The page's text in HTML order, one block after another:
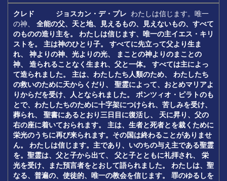
クレド ジョスカン・デ・プレ わたしは信じます。唯一
の神、 全能の父、天と地、見えるもの、見えないもの、すべて
のものの造り主を。
わたしは信じます、唯一の主イエス・キリ
ストを。
主は神のひとり子。
すべてに先立って父より生ま
れ、
神よりの神、光よりの光、
まことの神よりのまことの
神、
造られることなく生まれ、父と一体。
すべては主によっ
て造られました。
主は、わたしたち人類のため、
わたしたち
の救いのために天からくだり、
聖霊によって、おとめマリアよ
りからだを受け、人となられました。
ポンツィオ・ピラトのも
とで、わたしたちのために十字架につけられ、苦しみを受け、
葬られ、
聖書にあるとおり三日目に復活し、
天に昇り、父の
右の座に着いておられます。
主は、生者と死者とを裁くために
栄光のうちに再び来られます。その国は終わることがありませ
ん。
わたしは信じます。主であり、いのちの与え主である聖霊
を。聖霊は、父と子から出て、
父と子とともに礼拝され、
栄
光を受け、また預言者をとおして語られました。
わたしは、聖
なる、普遍の、使徒的、唯一の教会を信じます。
罪のゆるしを